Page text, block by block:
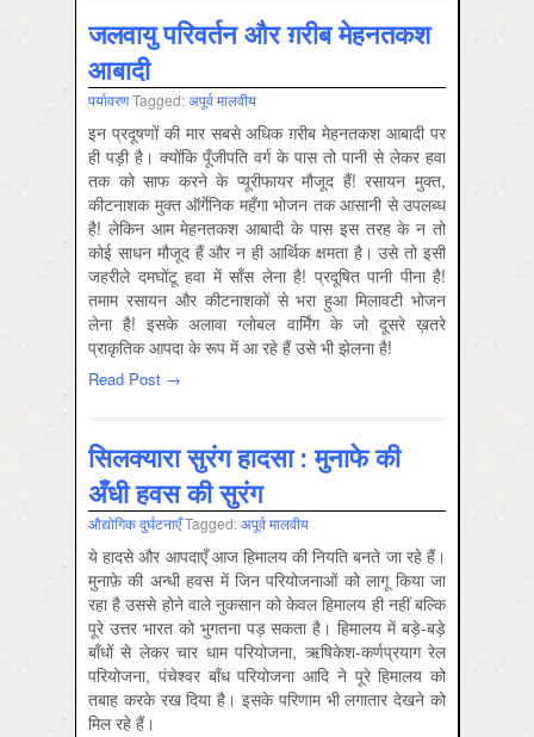
जलवायु परिवर्तन और ग़रीब मेहनतकश
आबादी
पर्यावरणTagged:अपूर्व मालवीय
इन प्रदूषणों की मार सबसे अधिक ग़रीब मेहनतकश आबादी पर
ही पड़ी है। क्योंकि पूँजीपति वर्ग के पास तो पानी से लेकर हवा
तक को साफ करने के प्यूरीफायर मौजूद हैं! रसायन मुक्त,
कीटनाशक मुक्त ऑर्गेनिक महँगा भोजन तक आसानी से उपलब्ध
है! लेकिन आम मेहनतकश आबादी के पास इस तरह के न तो
कोई साधन मौजूद हैं और न ही आर्थिक क्षमता है। उसे तो इसी
जहरीले दमघोंटू हवा में साँस लेना है! प्रदूषित पानी पीना है!
तमाम रसायन और कीटनाशकों से भरा हुआ मिलावटी भोजन
लेना है! इसके अलावा ग्लोबल वार्मिंग के जो दूसरे ख़तरे
प्राकृतिक आपदा के रूप में आ रहे हैं उसे भी झेलना है!
Read Post →
सिलक्यारा सुरंग हादसा : मुनाफे की
अँधी हवस की सुरंग
औद्योगिक दुर्घटनाएँTagged:अपूर्व मालवीय
ये हादसे और आपदाएँ आज हिमालय की नियति बनते जा रहे हैं।
मुनाफ़े की अन्धी हवस में जिन परियोजनाओं को लागू किया जा
रहा है उससे होने वाले नुकसान को केवल हिमालय ही नहीं बल्कि
पूरे उत्तर भारत को भुगतना पड़ सकता है। हिमालय में बड़े-बड़े
बाँधों से लेकर चार धाम परियोजना, ऋषिकेश-कर्णप्रयाग रेल
परियोजना, पंचेश्वर बाँध परियोजना आदि ने पूरे हिमालय को
तबाह करके रख दिया है। इसके परिणाम भी लगातार देखने को
मिल रहे हैं।